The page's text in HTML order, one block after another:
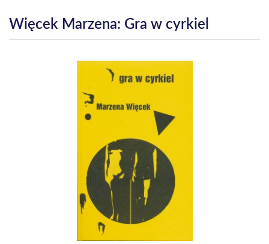
Więcek Marzena: Gra w cyrkiel